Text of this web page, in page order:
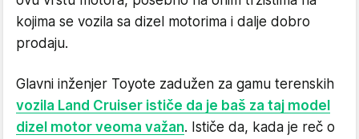
kojima se vozila sa dizel motorima i dalje dobro
prodaju.
Glavni inženjer Toyote zadužen za gamu terenskih
vozila Land Cruiser ističe da je baš za taj model
dizel motor veoma važan. Ističe da, kada je reč o